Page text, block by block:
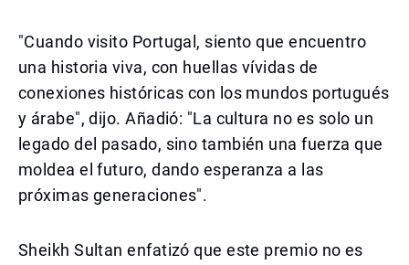
"Cuando visito Portugal, siento que encuentro
una historia viva, con huellas vívidas de
conexiones históricas con los mundos portugués
y árabe", dijo. Añadió: "La cultura no es solo un
legado del pasado, sino también una fuerza que
moldea el futuro, dando esperanza a las
próximas generaciones".
Sheikh Sultan enfatizó que este premio no es